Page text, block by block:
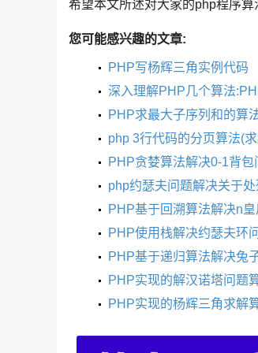
希望本文所述对大家的php程序算
您可能感兴趣的文章:
PHP写杨辉三角实例代码
深入理解PHP几个算法
PHP求最大子序列和的算
php 3行代码的分页算法(
PHP贪婪算法解决0-1背
php约瑟夫问题解决关于
PHP基于回溯算法解决n
PHP使用栈解决约瑟夫环
PHP基于递归算法解决兔
PHP实现的解汉诺塔问题
PHP实现的杨辉三角求解